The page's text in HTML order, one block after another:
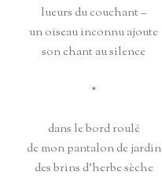
lueurs du couchant –
un oiseau inconnu ajoute
son chant au silence
*
dans le bord roulé
de mon pantalon de jardin
des brins d’herbe sèche